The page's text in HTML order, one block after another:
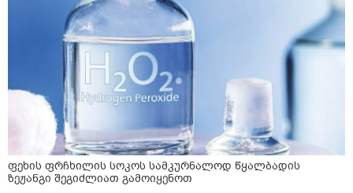
ფეხის ფრჩხილის სოკოს სამკურნალოდ წყალბადის
ზეჟანგი შეგიძლიათ გამოიყენოთ